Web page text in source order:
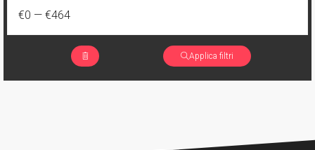
Edizione edicola B/N 147
Edizione Gazzetta
€0 — €464
Applica filtri